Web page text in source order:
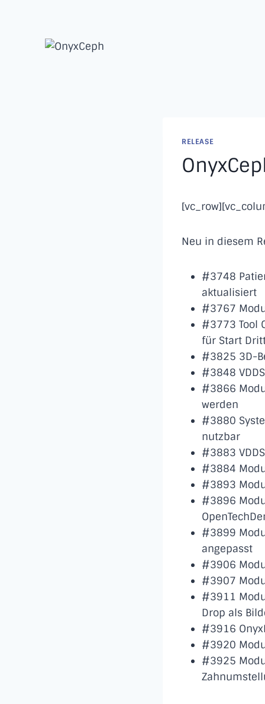
RELEASE
Neu in diesem
#3748
aktualisiert
#3767
#3773 Tool
für Start
#3825 3D-
#3848
#3866
werden
#3880
nutzbar
#3883
#3884
#3893
#3896
#3899
angepasst
#3906
#3907
#3911
Drop als
#3916
#3920
#3925